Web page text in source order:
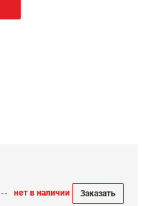
нет в наличии Заказать